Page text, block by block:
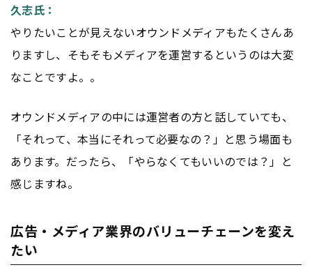
久志氏：
やりたいことが見えないオウンドメディアもたくさんあ
りますし、そもそもメディアを運営するというのは大変
なことですよ。。
オウンドメディアの中には運営者の方と話していても、
「それって、本当にそれって必要なの？」と思う場面も
あります。だったら、「やらなくてもいいのでは？」と
感じますね。
広告・メディア業界のバリューチェーンを変え
たい